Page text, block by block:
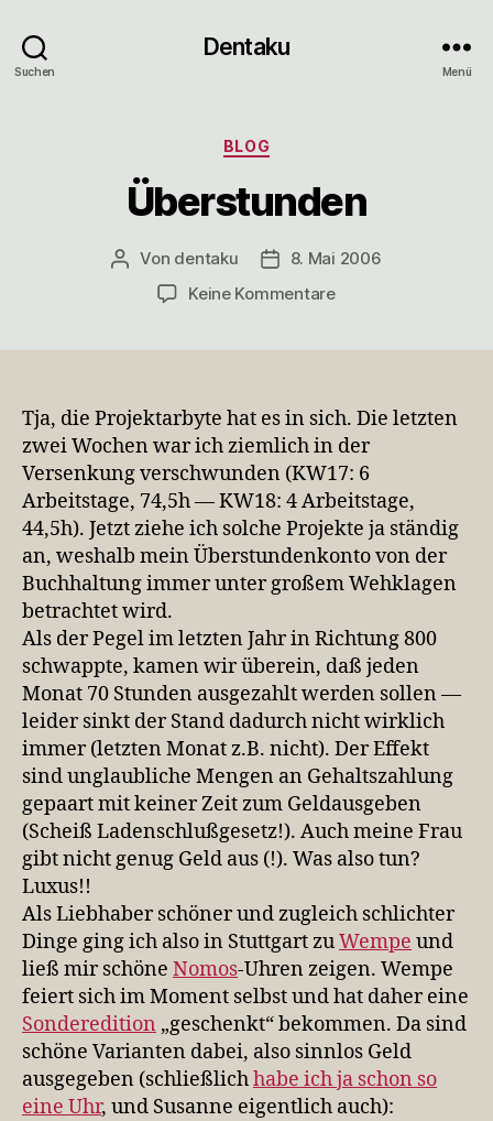
Suchen
Dentaku
Menü
Kategorien
BLOG
Überstunden
Beitragsautor
Von dentaku Veröffentlichungsdatum
8. Mai 2006
Keine Kommentarezu
Tja, die Projektarbyte hat es in sich. Die letzten
zwei Wochen war ich ziemlich in der
Versenkung verschwunden (KW17: 6
Arbeitstage, 74,5h — KW18: 4 Arbeitstage,
44,5h). Jetzt ziehe ich solche Projekte ja ständig
an, weshalb mein Überstundenkonto von der
Buchhaltung immer unter großem Wehklagen
betrachtet wird.
Als der Pegel im letzten Jahr in Richtung 800
schwappte, kamen wir überein, daß jeden
Monat 70 Stunden ausgezahlt werden sollen —
leider sinkt der Stand dadurch nicht wirklich
immer (letzten Monat z.B. nicht). Der Effekt
sind unglaubliche Mengen an Gehaltszahlung
gepaart mit keiner Zeit zum Geldausgeben
(Scheiß Ladenschlußgesetz!). Auch meine Frau
gibt nicht genug Geld aus (!). Was also tun?
Luxus!!
Als Liebhaber schöner und zugleich schlichter
Dinge ging ich also in Stuttgart zuWempe und
ließ mir schöne Nomos-Uhren zeigen. Wempe
feiert sich im Moment selbst und hat daher eine
Sonderedition „geschenkt“ bekommen. Da sind
schöne Varianten dabei, also sinnlos Geld
ausgegeben (schließlichhabe ich ja schon so
eine Uhr, und Susanne eigentlich auch):